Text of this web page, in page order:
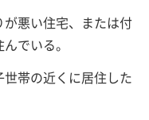
悪い住宅、または付
でいる。
帯の近くに居住した